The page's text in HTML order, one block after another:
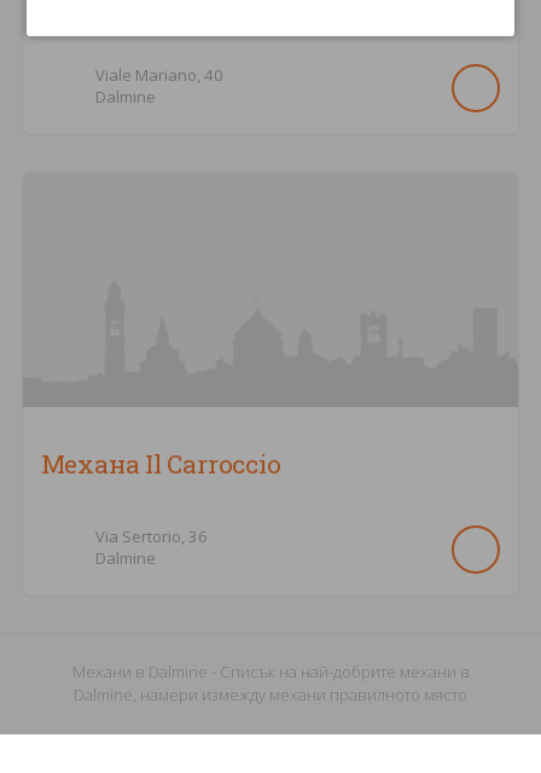
Viale Mariano, 40
Dalmine
Механа Il Carroccio
Via Sertorio, 36
Dalmine
Механи в Dalmine - Списък на най-добрите механи в
Dalmine, намери измежду механи правилното място